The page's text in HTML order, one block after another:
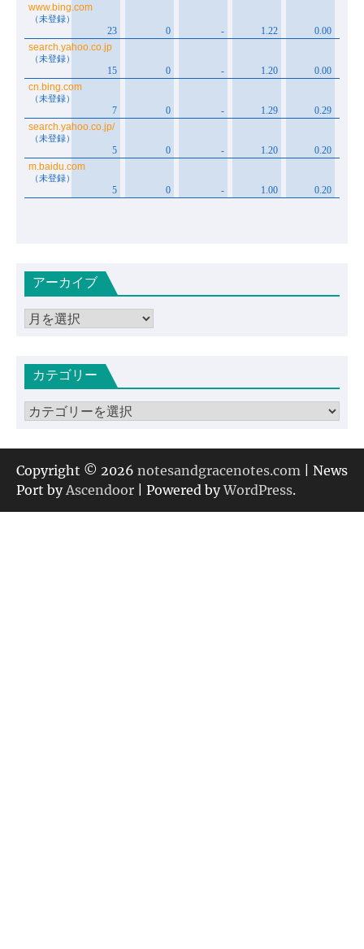
アーカイブ
ア
イカテゴリー
カ
ゴ
リ
ー
Copyright © 2026 notesandgracenotes.com | News
Port by Ascendoor | Powered byWordPress.